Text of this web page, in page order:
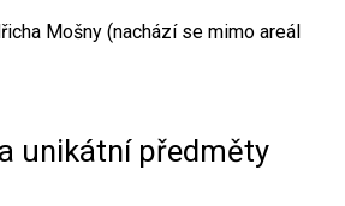
Mošny (nachází se mimo areál
unikátní předměty